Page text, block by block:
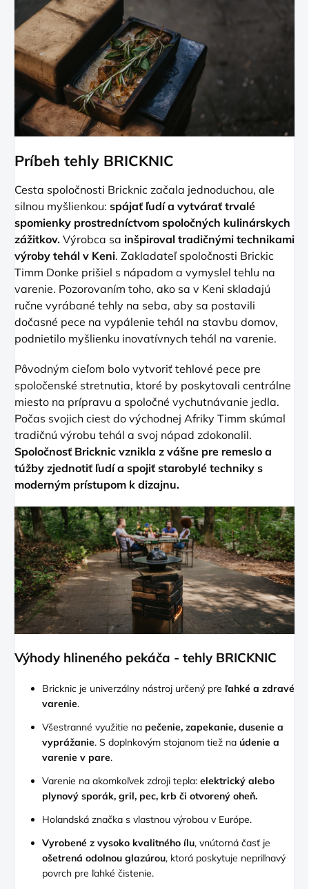
Príbeh tehly BRICKNIC
Cesta spoločnosti Bricknic začala jednoduchou, ale
silnou myšlienkou: spájať ľudí a vytvárať trvalé
spomienky prostredníctvom spoločných kulinárskych
zážitkov. Výrobca sa inšpiroval tradičnými technikami
výroby tehál v Keni. Zakladateľ spoločnosti Brickic
Timm Donke prišiel s nápadom a vymyslel tehlu na
varenie. Pozorovaním toho, ako sa v Keni skladajú
ručne vyrábané tehly na seba, aby sa postavili
dočasné pece na vypálenie tehál na stavbu domov,
podnietilo myšlienku inovatívnych tehál na varenie.
Pôvodným cieľom bolo vytvoriť tehlové pece pre
spoločenské stretnutia, ktoré by poskytovali centrálne
miesto na prípravu a spoločné vychutnávanie jedla.
Počas svojich ciest do východnej Afriky Timm skúmal
tradičnú výrobu tehál a svoj nápad zdokonalil.
Spoločnosť Bricknic vznikla z vášne pre remeslo a
túžby zjednotiť ľudí a spojiť starobylé techniky s
moderným prístupom k dizajnu.
Výhody hlineného pekáča - tehly BRICKNIC
Bricknic je univerzálny nástroj určený pre ľahké a zdravé
varenie.
Všestranné využitie na pečenie, zapekanie, dusenie a
vyprážanie. S doplnkovým stojanom tiež na údenie a
varenie v pare.
Varenie na akomkoľvek zdroji tepla: elektrický alebo
plynový sporák, gril, pec, krb či otvorený oheň.
Holandská značka s vlastnou výrobou v Európe.
Vyrobené z vysoko kvalitného ílu, vnútorná časť je
ošetrená odolnou glazúrou, ktorá poskytuje nepriľnavý
povrch pre ľahké čistenie.